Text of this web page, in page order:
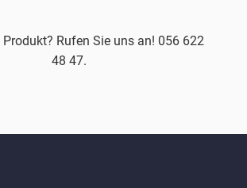
Produkt? Rufen Sie uns an! 056 622
48 47.